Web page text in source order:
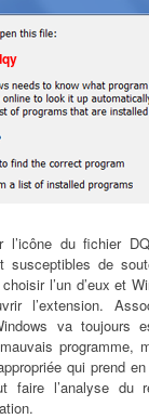
l’icône du fichier
susceptibles de
l’un d’eux et
l’extension.
va toujours
programme,
qui prend
faire l’analyse du